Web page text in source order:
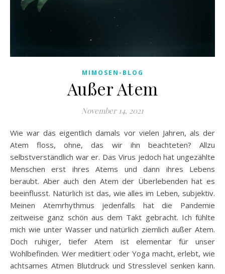
MIMOSEN-BLOG
Außer Atem
November 14, 2021
Wie war das eigentlich damals vor vielen Jahren, als der
Atem floss, ohne, das wir ihn beachteten? Allzu
selbstverständlich war er. Das Virus jedoch hat ungezählte
Menschen erst ihres Atems und dann ihres Lebens
beraubt. Aber auch den Atem der Überlebenden hat es
beeinflusst. Natürlich ist das, wie alles im Leben, subjektiv.
Meinen Atemrhythmus jedenfalls hat die Pandemie
zeitweise ganz schön aus dem Takt gebracht. Ich fühlte
mich wie unter Wasser und natürlich ziemlich außer Atem.
Doch ruhiger, tiefer Atem ist elementar für unser
Wohlbefinden. Wer meditiert oder Yoga macht, erlebt, wie
achtsames Atmen Blutdruck und Stresslevel senken kann.